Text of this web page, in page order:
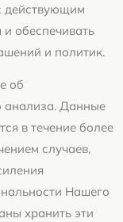
действующим
обеспечивать
и политик.
об
анализа. Данные
в течение более
случаев,
Нашего
хранить эти